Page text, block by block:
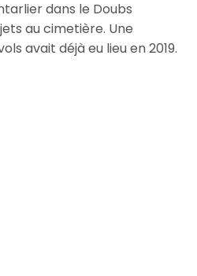
dans le Doubs
au cimetière. Une
avait déjà eu lieu en 2019.